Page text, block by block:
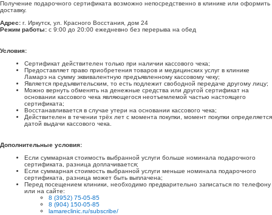
Получение подарочного сертификата возможно непосредственно в клинике или оформить
доставку.
Адрес: г. Иркутск, ул. Красного Восстания, дом 24
Режим работы: с 9:00 до 20:00 ежедневно без перерыва на обед
Условия:
Сертификат действителен только при наличии кассового чека;
Предоставляет право приобретения товаров и медицинских услуг в клинике
Ламарэ на сумму эквивалентную предъявленному кассовому чеку;
Является предъявительским, то есть подлежит свободной передаче другому лицу;
Можно вернуть обменять на денежные средства или другой сертификат на
основании кассового чека являющегося неотъемлемой частью настоящего
сертификата;
Восстанавливается в случае утери на основании кассового чека;
Действителен в течении трёх лет с момента покупки, момент покупки определяется
датой выдачи кассового чека.
Дополнительные условия:
Если суммарная стоимость выбранной услуги больше номинала подарочного
сертификата, разница доплачивается;
Если суммарная стоимость выбранной услуги меньше номинала подарочного
сертификата, разница может быть выплачена;
Перед посещением клиники, необходимо предварительно записаться по телефону
или на сайте:
8 (3952) 75-05-85
8 (904) 150-05-85
lamareclinic.ru/subscribe/